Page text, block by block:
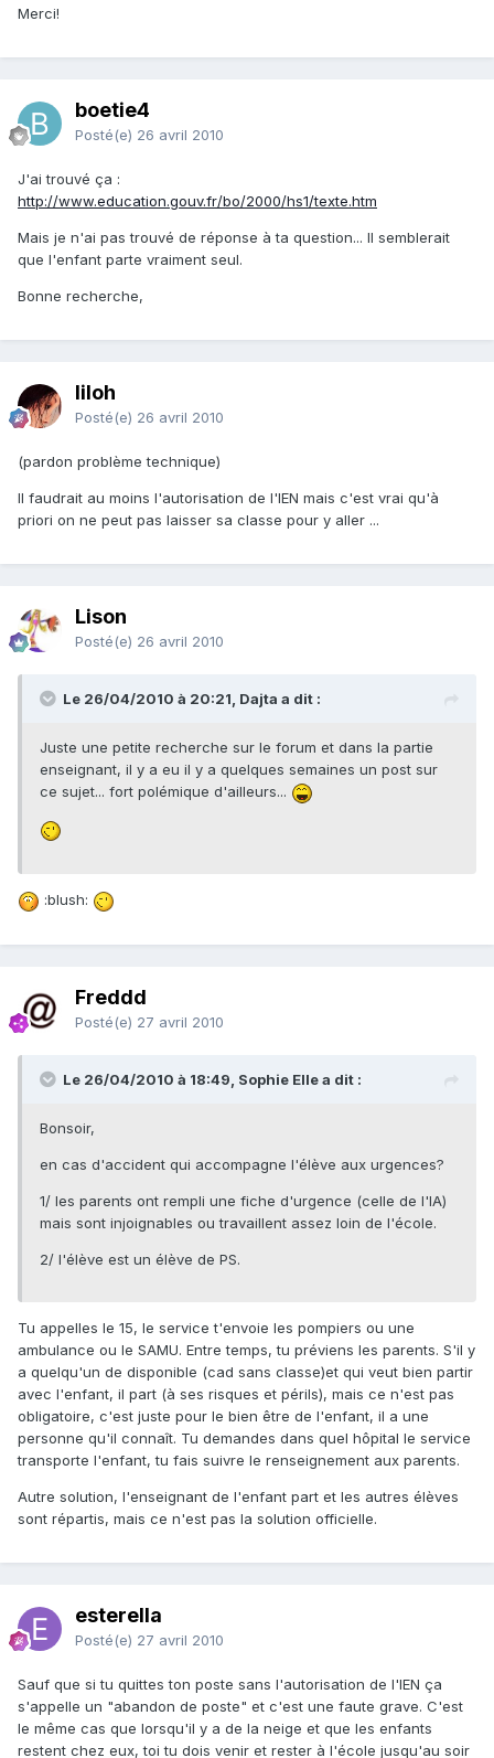
Merci!
boetie4
Posté(e) 26 avril 2010
J'ai trouvé ça :
http://www.education.gouv.fr/bo/2000/hs1/texte.htm
Mais je n'ai pas trouvé de réponse à ta question... Il semblerait
que l'enfant parte vraiment seul.
Bonne recherche,
liloh
Posté(e) 26 avril 2010
(pardon problème technique)
Il faudrait au moins l'autorisation de l'IEN mais c'est vrai qu'à
priori on ne peut pas laisser sa classe pour y aller ...
Lison
Posté(e) 26 avril 2010
Le 26/04/2010 à 20:21, Dajta a dit :
Juste une petite recherche sur le forum et dans la partie
enseignant, il y a eu il y a quelques semaines un post sur
ce sujet... fort polémique d'ailleurs...
:blush:
Freddd
Posté(e) 27 avril 2010
Le 26/04/2010 à 18:49, Sophie Elle a dit :
Bonsoir,
en cas d'accident qui accompagne l'élève aux urgences?
1/ les parents ont rempli une fiche d'urgence (celle de l'IA)
mais sont injoignables ou travaillent assez loin de l'école.
2/ l'élève est un élève de PS.
Tu appelles le 15, le service t'envoie les pompiers ou une
ambulance ou le SAMU. Entre temps, tu préviens les parents. S'il y
a quelqu'un de disponible (cad sans classe)et qui veut bien partir
avec l'enfant, il part (à ses risques et périls), mais ce n'est pas
obligatoire, c'est juste pour le bien être de l'enfant, il a une
personne qu'il connaît. Tu demandes dans quel hôpital le service
transporte l'enfant, tu fais suivre le renseignement aux parents.
Autre solution, l'enseignant de l'enfant part et les autres élèves
sont répartis, mais ce n'est pas la solution officielle.
esterella
Posté(e) 27 avril 2010
Sauf que si tu quittes ton poste sans l'autorisation de l'IEN ça
s'appelle un "abandon de poste" et c'est une faute grave. C'est
le même cas que lorsqu'il y a de la neige et que les enfants
restent chez eux, toi tu dois venir et rester à l'école jusqu'au soir